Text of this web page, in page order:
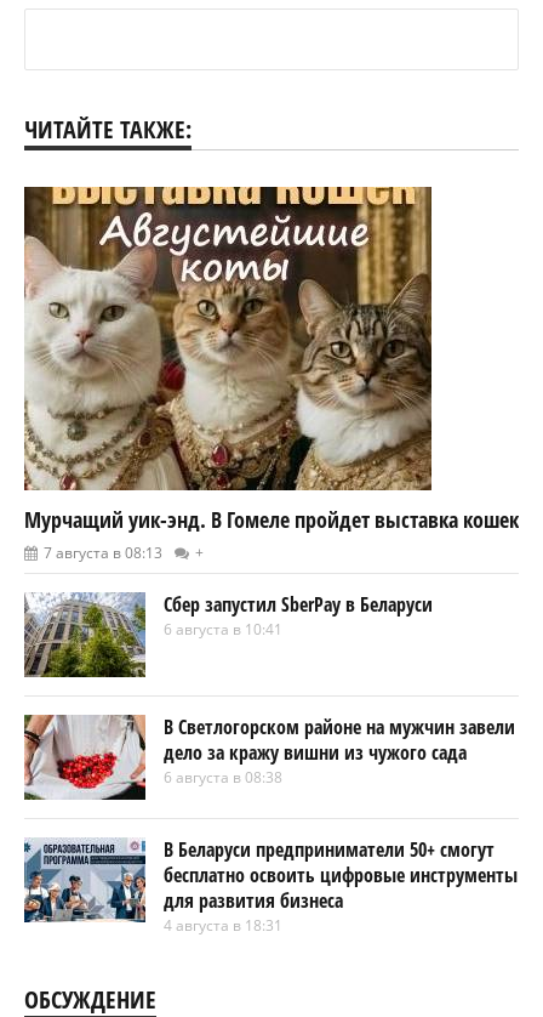
ЧИТАЙТЕ ТАКЖЕ:
Мурчащий уик-энд. В Гомеле пройдет выставка кошек
7 августа в 08:13 +
Сбер запустил SberPay в Беларуси
6 августа в 10:41
В Светлогорском районе на мужчин завели
дело за кражу вишни из чужого сада
6 августа в 08:38
В Беларуси предприниматели 50+ смогут
бесплатно освоить цифровые инструменты
для развития бизнеса
4 августа в 18:31
ОБСУЖДЕНИЕ